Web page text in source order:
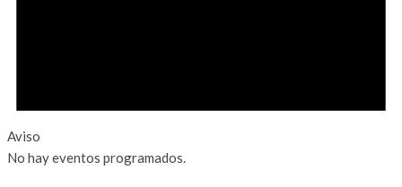
Aviso
No hay eventos programados.